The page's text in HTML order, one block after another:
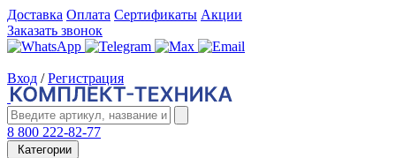
Доставка Оплата Сертификаты Акции
Заказать звонок
Вход / Регистрация
8 800 222-82-77
Категории